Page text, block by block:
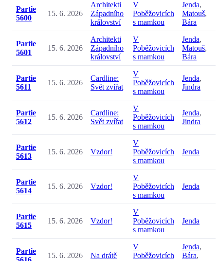
Partie
5600
15. 6. 2026
Architekti
Západního
království
V
Poběžovicích
s mamkou
Jenda,
Matouš,
Bára
Partie
5601
15. 6. 2026
Architekti
Západního
království
V
Poběžovicích
s mamkou
Jenda,
Matouš,
Bára
Partie
5611
15. 6. 2026
Cardline:
Svět zvířat
V
Poběžovicích
s mamkou
Jenda,
Jindra
Partie
5612
15. 6. 2026
Cardline:
Svět zvířat
V
Poběžovicích
s mamkou
Jenda,
Jindra
Partie
5613
15. 6. 2026 Vzdor!
V
Poběžovicích
s mamkou
Jenda
Partie
5614
15. 6. 2026 Vzdor!
V
Poběžovicích
s mamkou
Jenda
Partie
5615
15. 6. 2026 Vzdor!
V
Poběžovicích
s mamkou
Jenda
Partie
15. 6. 2026 Na drátě
V
Poběžovicích
Jenda,
Bára,